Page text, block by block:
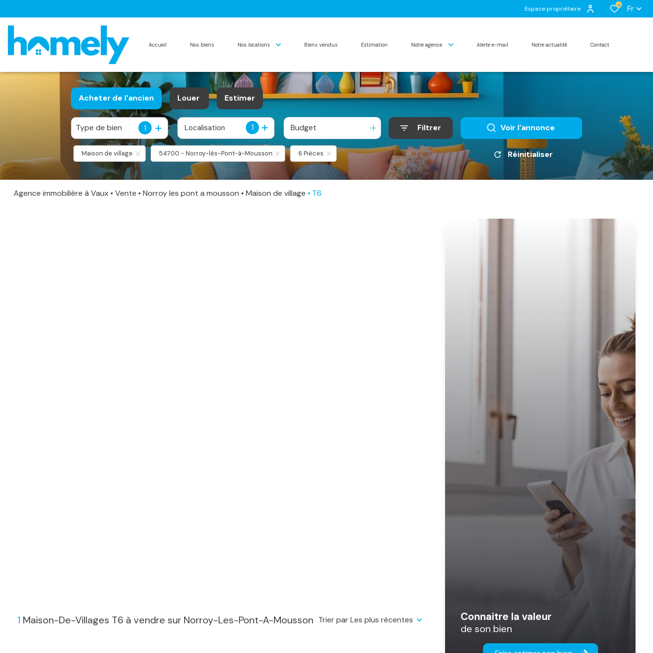
Espace propriétaire
0 Fr
accueil nos biens nos locations
biens à louer
biens loués
biens vendus estimation notre agence
notre équipe
nos services
alerte e-mail notre actualité contact
Acheter de l'ancien
De l'ancien
Louer
à l'année
Estimer
Type de bien 1 1
Localisation Budget Filtrer Voir l'annonce
Maison de village 54700 - Norroy-lès-Pont-à-Mousson 6 Pièces Réinitialiser
Agence immobilière à Vaux Vente Norroy les pont a mousson Maison de village T6
1 Maison-De-Villages T6 à vendre sur Norroy-Les-Pont-A-Mousson Trier par Les plus récentes Connaitre la valeur
de son bien